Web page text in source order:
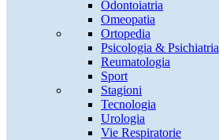
Odontoiatria
Omeopatia
Ortopedia
Psicologia & Psichiatria
Reumatologia
Sport
Stagioni
Tecnologia
Urologia
Vie Respiratorie